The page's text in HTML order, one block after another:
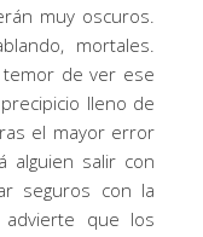
muy oscuros.
mortales.
de ver ese
lleno de
el mayor error
alguien salir con
seguros con la
que los